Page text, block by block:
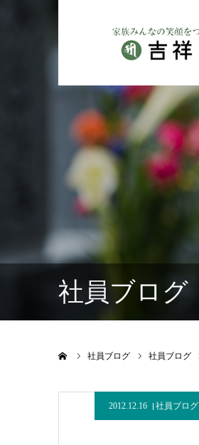
社員ブログ
社員ブログ 社員ブログ
2012.12.16 社員ブログ